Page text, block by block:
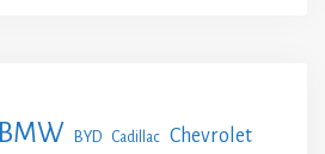
BMW BYD Cadillac Chevrolet